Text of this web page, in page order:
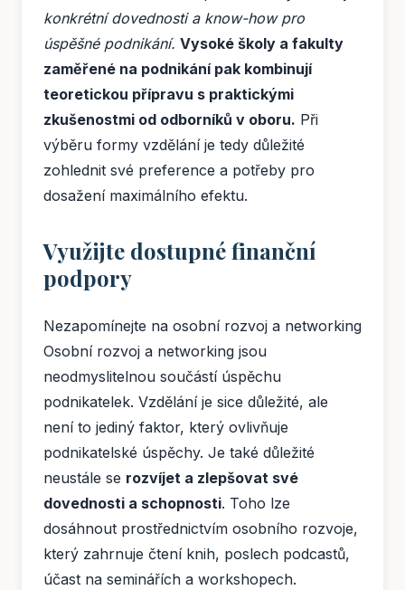
konkrétní dovednosti a know-how pro
úspěšné podnikání. Vysoké školy a fakulty
zaměřené na podnikání pak kombinují
teoretickou přípravu s praktickými
zkušenostmi od odborníků v oboru. Při
výběru formy vzdělání je tedy důležité
zohlednit své preference a potřeby pro
dosažení maximálního efektu.
Využijte dostupné finanční
podpory
Nezapomínejte na osobní rozvoj a networking
Osobní rozvoj a networking jsou
neodmyslitelnou součástí úspěchu
podnikatelek. Vzdělání je sice důležité, ale
není to jediný faktor, který ovlivňuje
podnikatelské úspěchy. Je také důležité
neustále se rozvíjet a zlepšovat své
dovednosti a schopnosti. Toho lze
dosáhnout prostřednictvím osobního rozvoje,
který zahrnuje čtení knih, poslech podcastů,
účast na seminářích a workshopech.